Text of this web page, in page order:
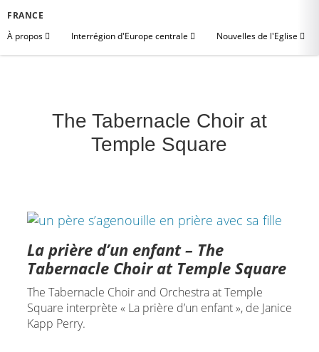
FRANCE
À propos
Interrégion d'Europe centrale Nouvelles de l'Eglise
The Tabernacle Choir at
Temple Square
La prière d’un enfant – The
Tabernacle Choir at Temple Square
The Tabernacle Choir and Orchestra at Temple
Square interprète « La prière d’un enfant », de Janice
Kapp Perry.